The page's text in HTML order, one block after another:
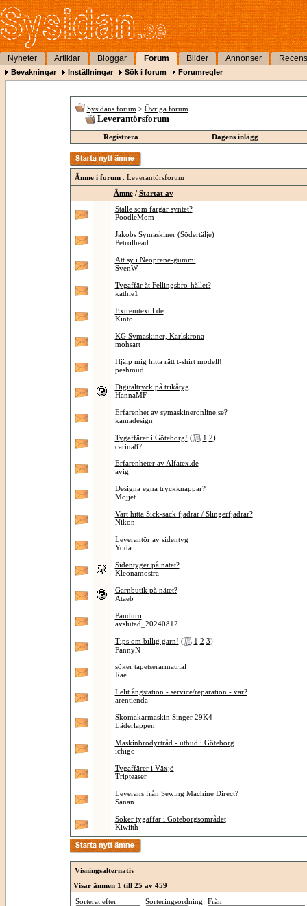
Nyheter Artiklar Bloggar Forum Bilder Annonser
Bevakningar Inställningar Sök i forum Forumregler
Sysidans forum > Övriga forum
Leverantörsforum
Registrera Dagens inlägg
Ämne i forum: Leverantörsforum
Ämne/ Startat av
Ställe som färgar syntet?
PoodleMom
Jakobs Symaskiner (Södertälje)
Petrolhead
Att sy i Neoprene-gummi
SvenW
Tygaffär åt Fellingsbro-hållet?
kathie1
Extremtextil.de
Kinto
KG Symaskiner, Karlskrona
mohsart
Hjälp mig hitta rätt t-shirt modell!
peshmud
Digitaltryck på trikåtyg
HannaMF
Erfarenhet av symaskineronline.se?
kamadesign
Tygaffärer i Göteborg! ( 1 2)
carina87
Erfarenheter av Alfatex.de
avig
Designa egna tryckknappar?
Mojjet
Vart hitta Sick-sack fjädrar / Slingerfjädrar?
Nikon
Leverantör av sidentyg
Yoda
Sidentyger på nätet?
Kleonamostra
Garnbutik på nätet?
Ataeb
Panduro
avslutad_20240812
Tips om billig garn! ( 1 2 3)
FannyN
söker tapetserarmatrial
Rae
Lelit ångstation - service/reparation - var?
arentienda
Skomakarmaskin Singer 29K4
Läderlappen
Maskinbrodyrtråd - utbud i Göteborg
ichigo
Tygaffärer i Växjö
Tripteaser
Leverans från Sewing Machine Direct?
Sanan
Söker tygaffär i Göteborgsområdet
Kiwiith
Visningsalternativ
Visar ämnen 1 till 25 av 459
Sorterat efter
Sorteringsordning Från